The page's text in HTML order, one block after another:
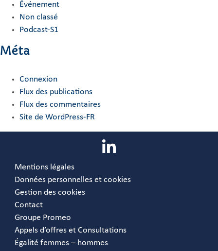
Événement
Non classé
Podcast-S1
Méta
Connexion
Flux des publications
Flux des commentaires
Site de WordPress-FR
Mentions légales
Données personnelles et cookies
Gestion des cookies
Contact
Groupe Promeo
Appels d’offres et Consultations
Égalité femmes – hommes